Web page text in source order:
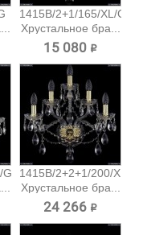
1415B/2+1/165/XL/G
Хрустальное бра...
15 080 ₽
G
1415B/2+2+1/200/XL/G
Хрустальное бра...
24 266 ₽